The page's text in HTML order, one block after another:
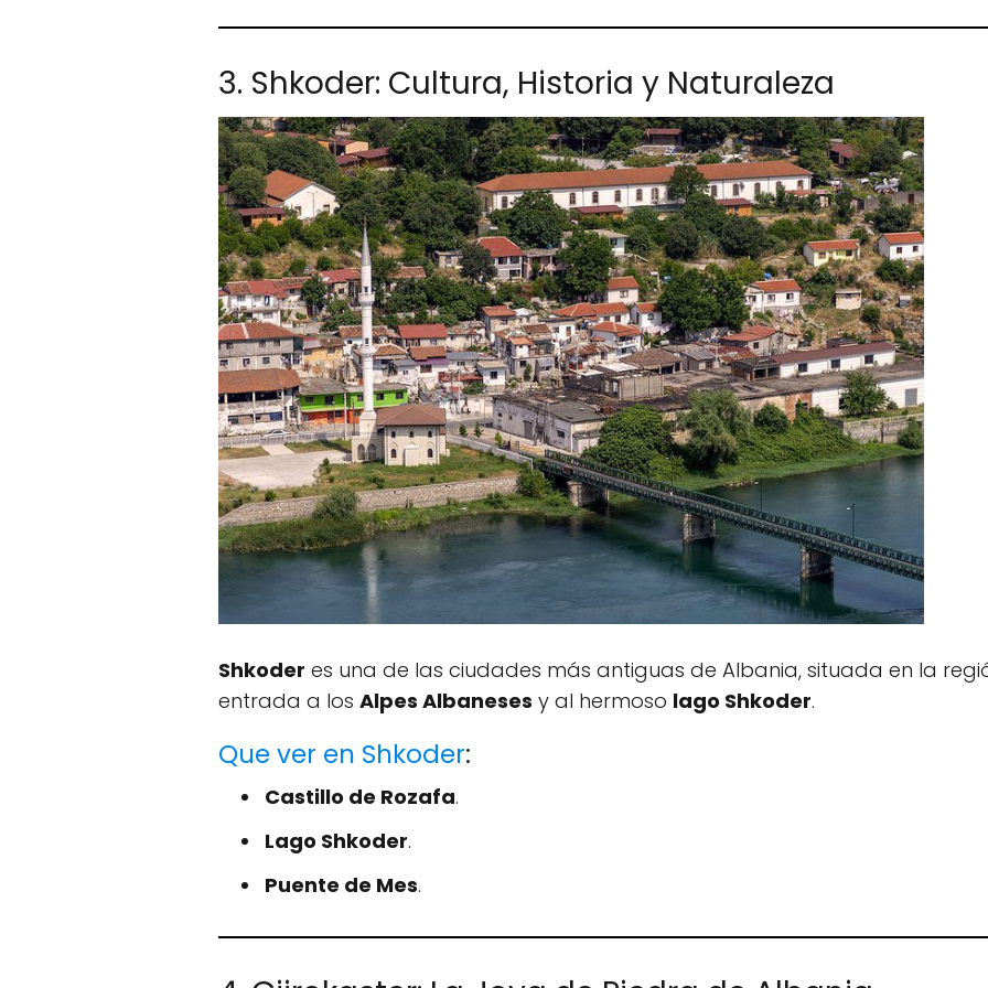
3. Shkoder: Cultura, Historia y Naturaleza
Shkoder es una de las ciudades más antiguas de Albania, situada en la
entrada a los Alpes Albaneses y al hermoso lago Shkoder.
Que ver en Shkoder:
Castillo de Rozafa.
Lago Shkoder.
Puente de Mes.